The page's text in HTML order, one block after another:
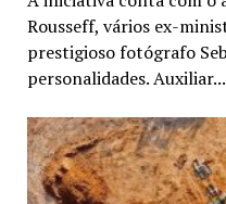
Rousseff, vários ex-
prestigioso fotógrafo
personalidades. Auxiliar...